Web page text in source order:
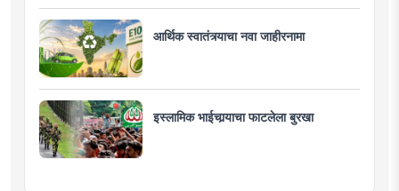
आर्थिक स्वातंत्र्याचा नवा जाहीरनामा
इस्लामिक भाईचार्‍याचा फाटलेला बुरखा